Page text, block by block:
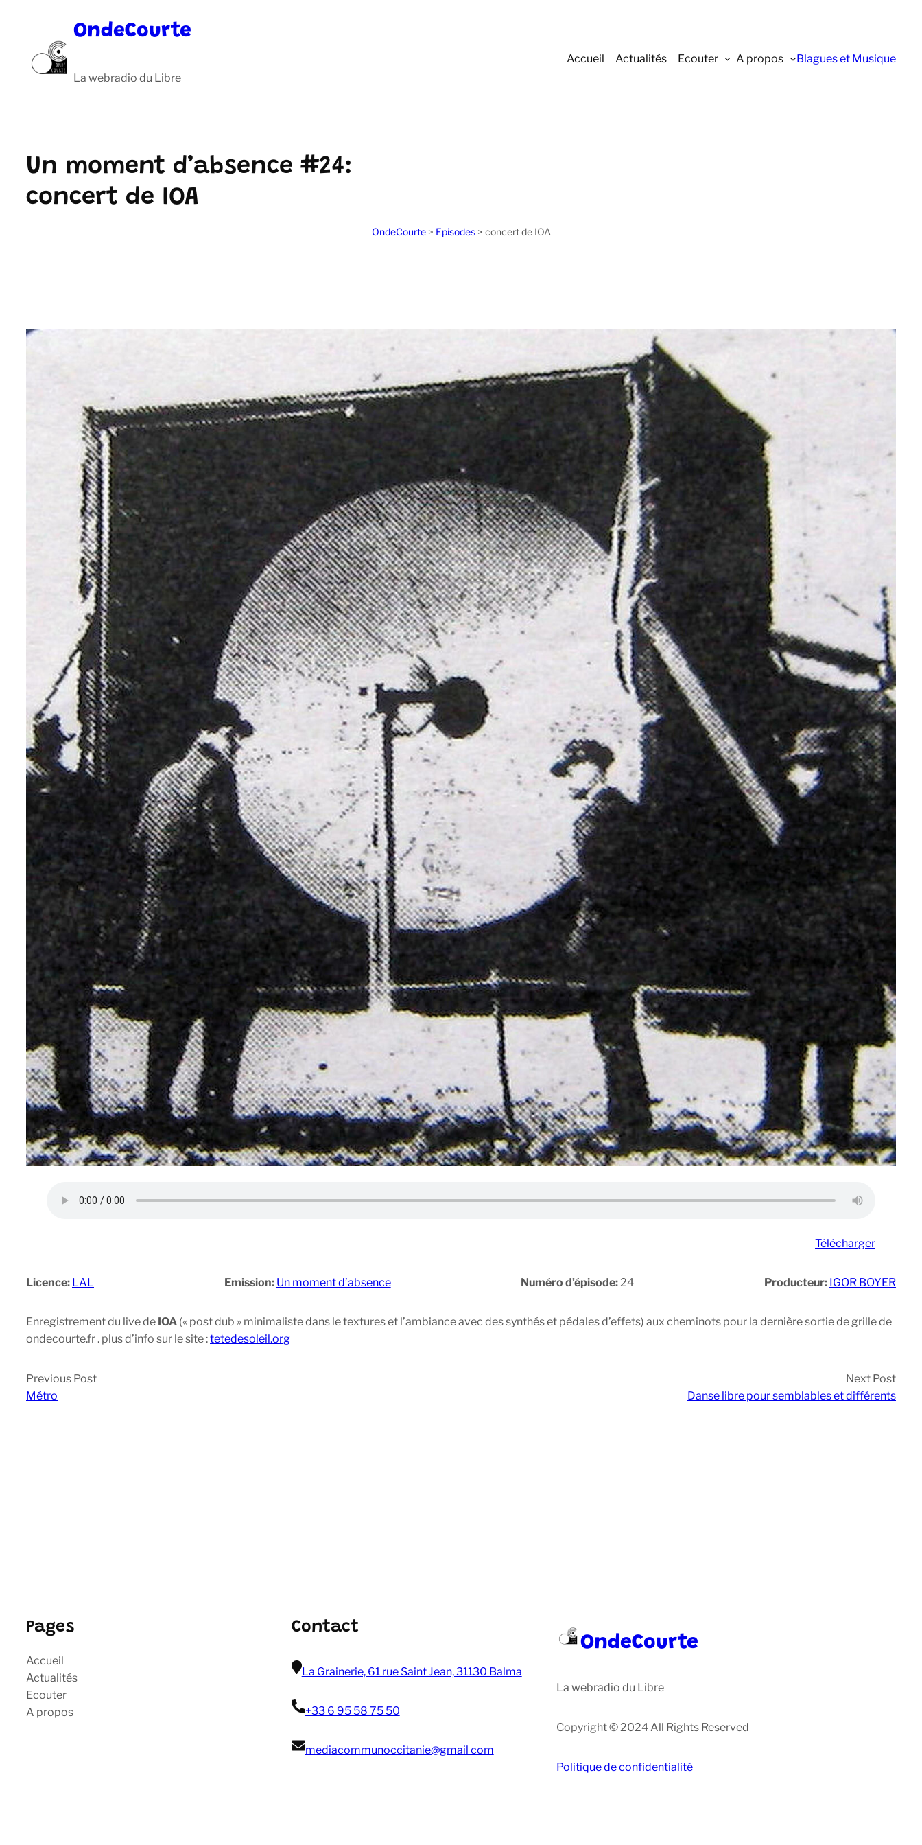
OndeCourte
La webradio du Libre
Accueil Actualités Ecouter A propos Blagues et Musique
Un moment d’absence #24:
concert de IOA
OndeCourte> Episodes> concert de IOA
Télécharger
Licence: LAL Emission: Un moment d’absence Numéro d’épisode: 24 Producteur: IGOR BOYER
Enregistrement du live de IOA (« post dub » minimaliste dans le textures et l’ambiance avec des synthés et pédales d’effets) aux cheminots pour la dernière sortie de grille de
ondecourte.fr . plus d’info sur le site :tetedesoleil.org
Previous Post
Métro
Next Post
Danse libre pour semblables et différents
Pages
Accueil
Actualités
Ecouter
A propos
Contact
La Grainerie, 61 rue Saint Jean, 31130 Balma
+33 6 95 58 75 50
mediacommunoccitanie@gmail com
OndeCourte
La webradio du Libre
Copyright © 2024 All Rights Reserved
Politique de confidentialité